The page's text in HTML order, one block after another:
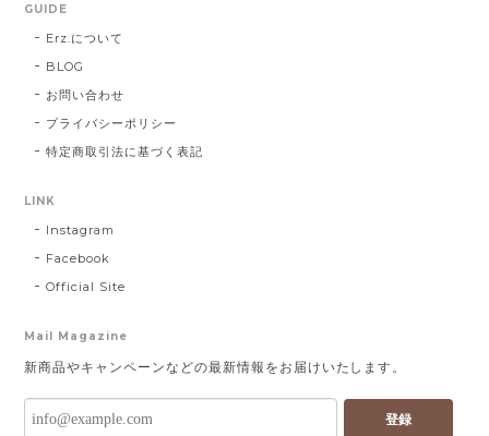
GUIDE
Erz.について
BLOG
お問い合わせ
プライバシーポリシー
特定商取引法に基づく表記
LINK
Instagram
Facebook
Official Site
Mail Magazine
新商品やキャンペーンなどの最新情報をお届けいたします。
登録